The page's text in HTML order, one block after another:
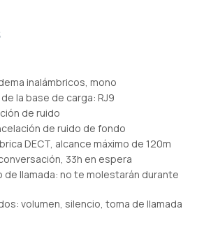
inalámbricos, mono
la base de carga: RJ9
de ruido
de ruido de fondo
DECT, alcance máximo de 120m
33h en espera
de llamada: no te molestarán durante
volumen, silencio, toma de llamada